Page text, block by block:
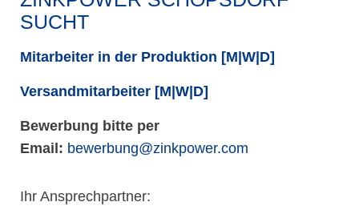
SUCHT
Mitarbeiter in der Produktion [M|W|D]
Versandmitarbeiter [M|W|D]
Bewerbung bitte per
Email: bewerbung@zinkpower.com
Ihr Ansprechpartner: